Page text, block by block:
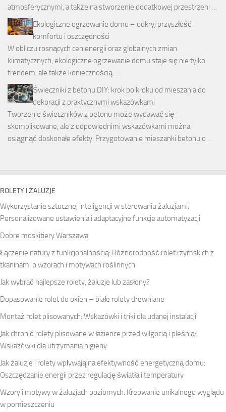
atmosferycznymi, a także na stworzenie dodatkowej przestrzeni …
Ekologiczne ogrzewanie domu – odkryj przyszłość
komfortu i oszczędności
W obliczu rosnących cen energii oraz globalnych zmian
klimatycznych, ekologiczne ogrzewanie domu staje się nie tylko
trendem, ale także koniecznością. …
Świeczniki z betonu DIY: krok po kroku od mieszania do
dekoracji z praktycznymi wskazówkami
Tworzenie świeczników z betonu może wydawać się
skomplikowane, ale z odpowiednimi wskazówkami można
osiągnąć doskonałe efekty. Przygotowanie mieszanki betonu o …
ROLETY I ŻALUZJE
Wykorzystanie sztucznej inteligencji w sterowaniu żaluzjami:
Personalizowane ustawienia i adaptacyjne funkcje automatyzacji
Dobre moskitiery Warszawa
Łączenie natury z funkcjonalnością: Różnorodność rolet rzymskich z
tkaninami o wzorach i motywach roślinnych
Jak wybrać najlepsze rolety, żaluzje lub zasłony?
Dopasowanie rolet do okien – białe rolety drewniane
Montaż rolet plisowanych: Wskazówki i triki dla udanej instalacji
Jak chronić rolety plisowane w łazience przed wilgocią i pleśnią:
Wskazówki dla utrzymania higieny
Jak żaluzje i rolety wpływają na efektywność energetyczną domu:
Oszczędzanie energii przez regulację światła i temperatury
Wzory i motywy w żaluzjach poziomych: Kreowanie unikalnego wyglądu
w pomieszczeniu